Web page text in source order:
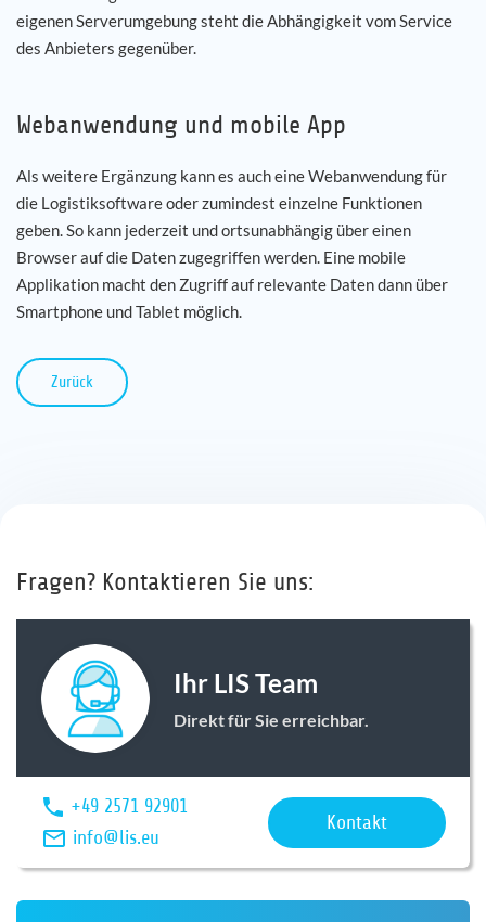
eigenen Serverumgebung steht die Abhängigkeit vom Service
des Anbieters gegenüber.
Webanwendung und mobile App
Als weitere Ergänzung kann es auch eine Webanwendung für
die Logistiksoftware oder zumindest einzelne Funktionen
geben. So kann jederzeit und ortsunabhängig über einen
Browser auf die Daten zugegriffen werden. Eine mobile
Applikation macht den Zugriff auf relevante Daten dann über
Smartphone und Tablet möglich.
Zurück
Fragen? Kontaktieren Sie uns:
Ihr LIS Team
Direkt für Sie erreichbar.
+49 2571 92901
info@lis.eu
Kontakt